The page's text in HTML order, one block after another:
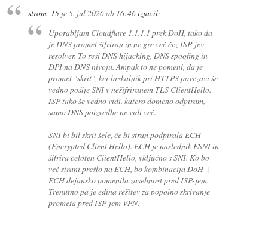
strom_15je5. jul 2026 ob 16:46izjavil:
Uporabljam Cloudflare 1.1.1.1 prek DoH, tako da
je DNS promet šifriran in ne gre več čez ISP-jev
resolver. To reši DNS hijacking, DNS spoofing in
DPI na DNS nivoju. Ampak to ne pomeni, da je
promet "skrit", ker brskalnik pri HTTPS povezavi še
vedno pošlje SNI v nešifriranem TLS ClientHello.
ISP tako še vedno vidi, katero domeno odpiram,
samo DNS poizvedbe ne vidi več.
SNI bi bil skrit šele, če bi stran podpirala ECH
(Encrypted Client Hello). ECH je naslednik ESNI in
šifrira celoten ClientHello, vključno s SNI. Ko bo
več strani prešlo na ECH, bo kombinacija DoH +
ECH dejansko pomenila zasebnost pred ISP-jem.
Trenutno pa je edina rešitev za popolno skrivanje
prometa pred ISP-jem VPN.